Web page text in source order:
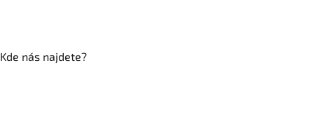
Kde nás najdete?